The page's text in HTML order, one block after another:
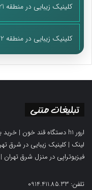
کلینیک زیبایی در منطقه 21
کلینیک زیبایی در منطقه 22
تبلیغات متنی
ارور h1 دستگاه قند خون | خرید
لینک |کلینیک زیبایی در شرق
فیزیوتراپی در منزل شرق تهران |
تلفن: 0914.411.85.33